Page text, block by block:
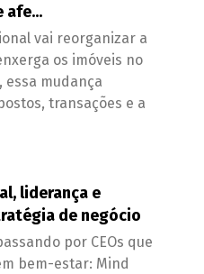
afe...
vai reorganizar a
os imóveis no
essa mudança
transações e a
liderança e
de negócio
por CEOs que
bem-estar: Mind